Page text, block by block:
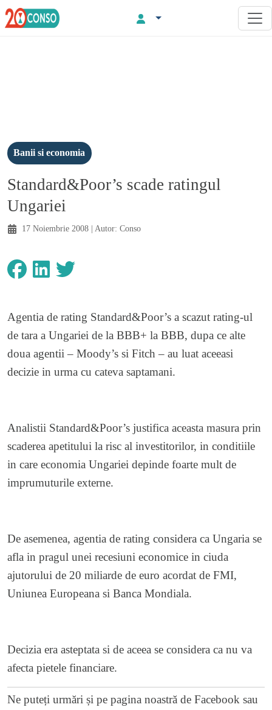
Banii si economia
Standard&Poor’s scade ratingul
Ungariei
17 Noiembrie 2008 | Autor: Conso
Agentia de rating Standard&Poor’s a scazut rating-ul
de tara a Ungariei de la BBB+ la BBB, dupa ce alte
doua agentii – Moody’s si Fitch – au luat aceeasi
decizie in urma cu cateva saptamani.
Analistii Standard&Poor’s justifica aceasta masura prin
scaderea apetitului la risc al investitorilor, in conditiile
in care economia Ungariei depinde foarte mult de
imprumuturile externe.
De asemenea, agentia de rating considera ca Ungaria se
afla in pragul unei recesiuni economice in ciuda
ajutorului de 20 miliarde de euro acordat de FMI,
Uniunea Europeana si Banca Mondiala.
Decizia era asteptata si de aceea se considera ca nu va
afecta pietele financiare.
Ne puteți urmări și pe pagina noastră de Facebook sau